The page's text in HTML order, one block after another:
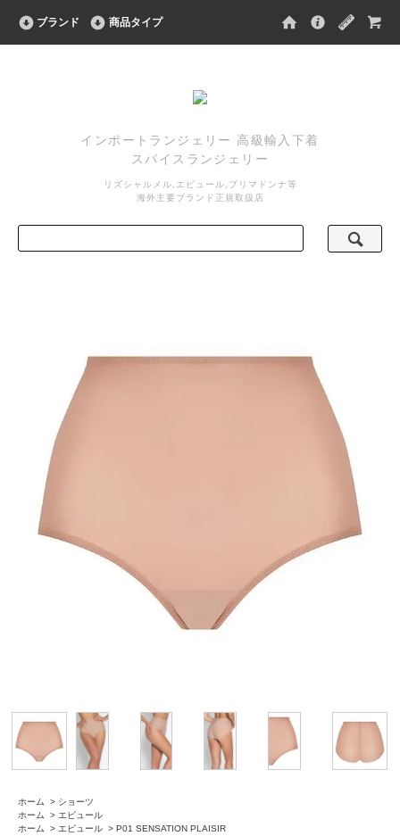
ブランド 商品タイプ
インポートランジェリー 高級輸入下着
スパイスランジェリー
リズシャルメル,エピュール,プリマドンナ等
海外主要ブランド正規取扱店
ホーム > ショーツ
ホーム
> エピュール
ホーム
> エピュール > P01 SENSATION PLAISIR